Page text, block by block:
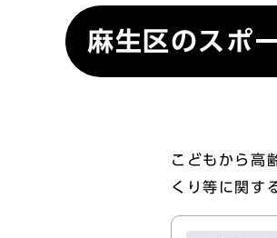
麻生区のスポ
こどもから高
くり等に関す